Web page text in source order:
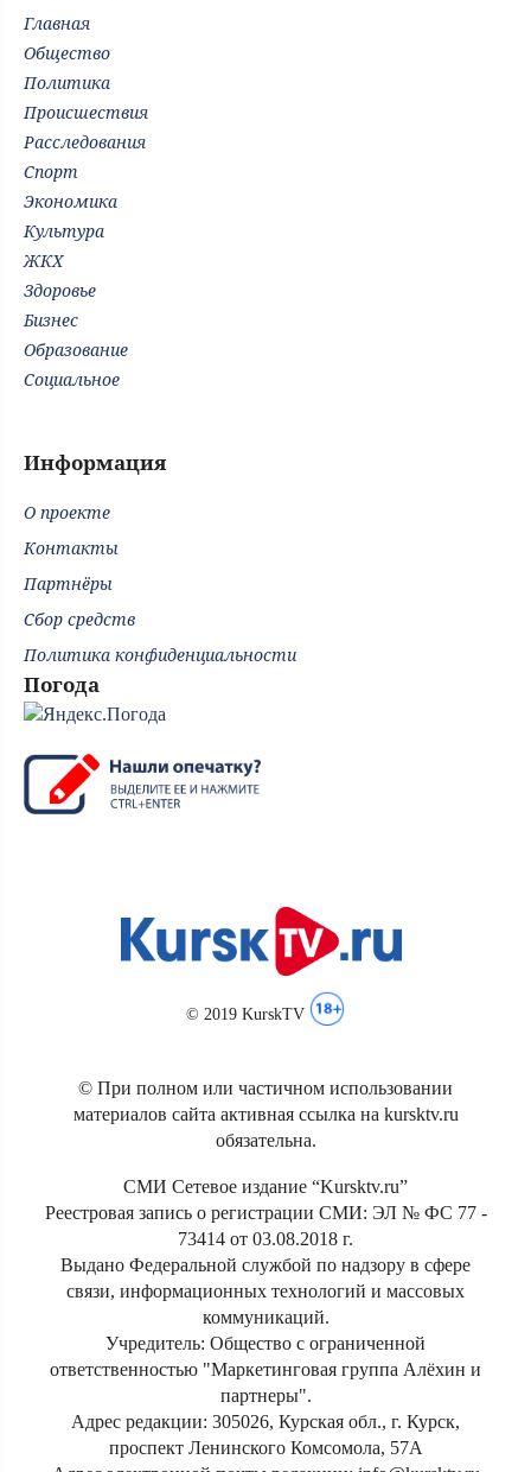
Главная
Общество
Политика
Происшествия
Расследования
Спорт
Экономика
Культура
ЖКХ
Здоровье
Бизнес
Образование
Социальное
Информация
О проекте
Контакты
Партнёры
Сбор средств
Политика конфиденциальности
Погода
© 2019 KurskTV
© При полном или частичном использовании
материалов сайта активная ссылка на kursktv.ru
обязательна.
СМИ Сетевое издание “Kursktv.ru”
Реестровая запись о регистрации СМИ: ЭЛ № ФС 77 -
73414 от 03.08.2018 г.
Выдано Федеральной службой по надзору в сфере
связи, информационных технологий и массовых
коммуникаций.
Учредитель: Общество с ограниченной
ответственностью "Маркетинговая группа Алёхин и
партнеры".
Адрес редакции: 305026, Курская обл., г. Курск,
проспект Ленинского Комсомола, 57А